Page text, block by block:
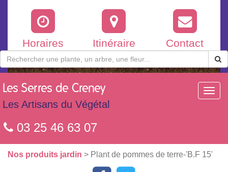
Horaires Itinéraire Contact
Les Serres de Creney
Les Artisans du Végétal
03 25 46 63 07
Nos produits jardin > Plant de pommes de terre-'B.F 15'